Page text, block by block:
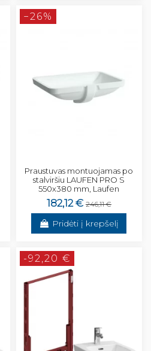
−26%
Praustuvas montuojamas po
stalviršiu LAUFEN PRO S
550x380 mm, Laufen
182,12 € 246,11 €
Pridėti į krepšelį
-92,20 €